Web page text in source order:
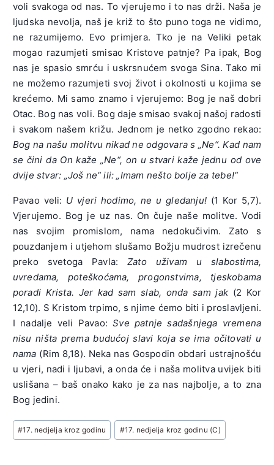
voli svakoga od nas. To vjerujemo i to nas drži. Naša je
ljudska nevolja, naš je križ to što puno toga ne vidimo,
ne razumijemo. Evo primjera. Tko je na Veliki petak
mogao razumjeti smisao Kristove patnje? Pa ipak, Bog
nas je spasio smrću i uskrsnućem svoga Sina. Tako mi
ne možemo razumjeti svoj život i okolnosti u kojima se
krećemo. Mi samo znamo i vjerujemo: Bog je naš dobri
Otac. Bog nas voli. Bog daje smisao svakoj našoj radosti
i svakom našem križu. Jednom je netko zgodno rekao:
Bog na našu molitvu nikad ne odgovara s „Ne“. Kad nam
se čini da On kaže „Ne“, on u stvari kaže jednu od ove
dvije stvar: „Još ne“ ili: „Imam nešto bolje za tebe!“
Pavao veli: U vjeri hodimo, ne u gledanju! (1 Kor 5,7).
Vjerujemo. Bog je uz nas. On čuje naše molitve. Vodi
nas svojim promislom, nama nedokučivim. Zato s
pouzdanjem i utjehom slušamo Božju mudrost izrečenu
preko svetoga Pavla:Zato uživam u slabostima,
uvredama, poteškoćama, progonstvima, tjeskobama
poradi Krista. Jer kad sam slab, onda sam jak (2 Kor
12,10). S Kristom trpimo, s njime ćemo biti i proslavljeni.
I nadalje veli Pavao:Sve patnje sadašnjega vremena
nisu ništa prema budućoj slavi koja se ima očitovati u
nama (Rim 8,18). Neka nas Gospodin obdari ustrajnošću
u vjeri, nadi i ljubavi, a onda će i naša molitva uvijek biti
uslišana – baš onako kako je za nas najbolje, a to zna
Bog jedini.
Post
Tags:
#17. nedjelja kroz godinu #17. nedjelja kroz godinu (C)